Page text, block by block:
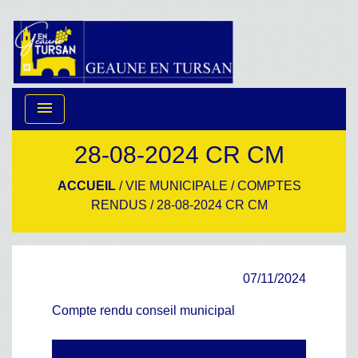
menu
28-08-2024 CR CM
ACCUEIL/VIE MUNICIPALE /COMPTES
RENDUS / 28-08-2024 CR CM
07/11/2024
Compte rendu conseil municipal